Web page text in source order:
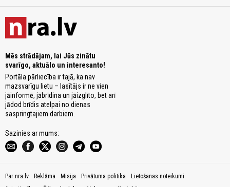
Mēs strādājam, lai Jūs zinātu
svarīgo, aktuālo un interesanto!
Portāla pārliecība ir tajā, ka nav
mazsvarīgu lietu – lasītājs ir ne vien
jāinformē, jābrīdina un jāizglīto, bet arī
jādod brīdis atelpai no dienas
saspringtajiem darbiem.
Sazinies ar mums:
Par nra.lv Reklāma Misija Privātuma politika
Lietošanas noteikumi